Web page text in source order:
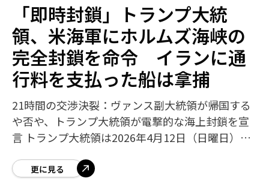
「即時封鎖」トランプ大統
領、米海軍にホルムズ海峡の
完全封鎖を命令 イランに通
行料を支払った船は拿捕
21時間の交渉決裂：ヴァンス副大統領が帰国する
や否や、トランプ大統領が電撃的な海上封鎖を宣
言 トランプ大統領は2026年4月12日（日曜日）、
ホルムズ海峡の「封鎖
更に見る